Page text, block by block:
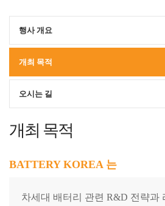
행사 개요
개최 목적
오시는 길
개최 목적
BATTERY KOREA 는
차세대 배터리 관련 R&D 전략과